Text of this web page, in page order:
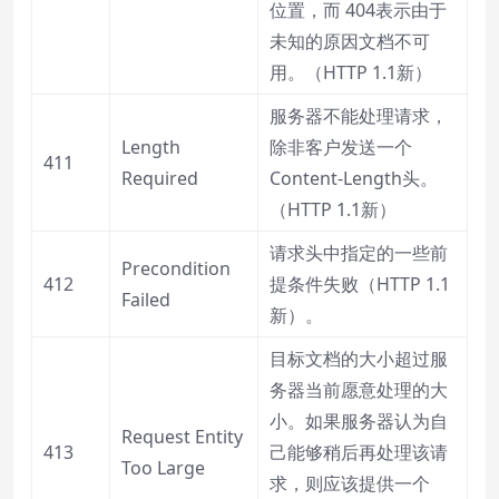
位置，而 404表示由于
未知的原因文档不可
用。（HTTP 1.1新）
411
Length
Required
服务器不能处理请求，
除非客户发送一个
Content-Length头。
（HTTP 1.1新）
412
Precondition
Failed
请求头中指定的一些前
提条件失败（HTTP 1.1
新）。
413
Request Entity
Too Large
目标文档的大小超过服
务器当前愿意处理的大
小。如果服务器认为自
己能够稍后再处理该请
求，则应该提供一个